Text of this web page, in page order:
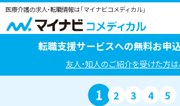
医療介護の求人・転職情報は「マイナビコメディカル」
転職支援サービスへの無料お申
友人・知人のご紹介を受けた方
1 2 3 4 5